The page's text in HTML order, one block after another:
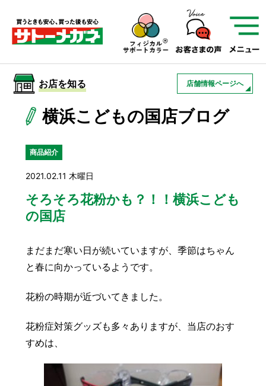
サトーメガネを知る
サトーメガネについて
01 サトーメガネの遠近
検査・フィッティング
03 アフターサービス
お店を知る
サービスを知る
レンズ交換 豆知識 レスキュー
お知らせ
採用情報 プライバシーポリシー
お店を知る 店舗情報ページへ
横浜こどもの国店ブログ
商品紹介
2021.02.11 木曜日
そろそろ花粉かも？！！横浜こども
の国店
まだまだ寒い日が続いていますが、季節はちゃん
と春に向かっているようです。
花粉の時期が近づいてきました。
花粉症対策グッズも多々ありますが、当店のおす
すめは、